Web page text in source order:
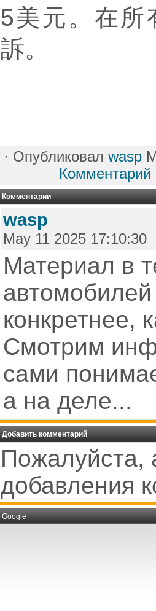
5美元。在所
訴。
· Опубликовал wasp
Комментарий
Комментарии
wasp
May 11 2025 17:10:30
Материал в
конкретнее,
Смотрим
сами
а на деле...
Добавить комментарий
Пожалуйста,
добавления
Google